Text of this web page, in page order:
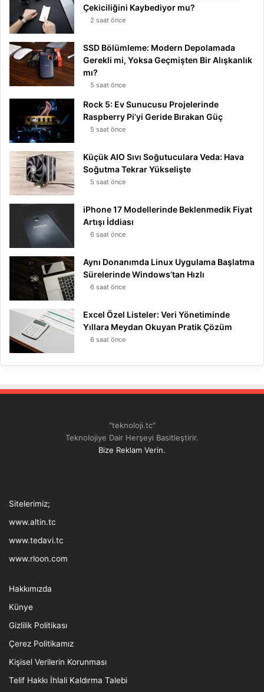
Çekiciliğini Kaybediyor mu?
2 saat önce
SSD Bölümleme: Modern Depolamada
Gerekli mi, Yoksa Geçmişten Bir Alışkanlık
mı?
5 saat önce
Rock 5: Ev Sunucusu Projelerinde
Raspberry Pi’yi Geride Bırakan Güç
5 saat önce
Küçük AIO Sıvı Soğutuculara Veda: Hava
Soğutma Tekrar Yükselişte
5 saat önce
iPhone 17 Modellerinde Beklenmedik Fiyat
Artışı İddiası
6 saat önce
Aynı Donanımda Linux Uygulama Başlatma
Sürelerinde Windows’tan Hızlı
6 saat önce
Excel Özel Listeler: Veri Yönetiminde
Yıllara Meydan Okuyan Pratik Çözüm
6 saat önce
"teknoloji.tc"
Teknolojiye Dair Herşeyi Basitleştirir.
Bize Reklam Verin.
Sitelerimiz;
www.altin.tc
www.tedavi.tc
www.rloon.com
Hakkımızda
Künye
Gizlilik Politikası
Çerez Politikamız
Kişisel Verilerin Korunması
Telif Hakkı İhlali Kaldırma Talebi